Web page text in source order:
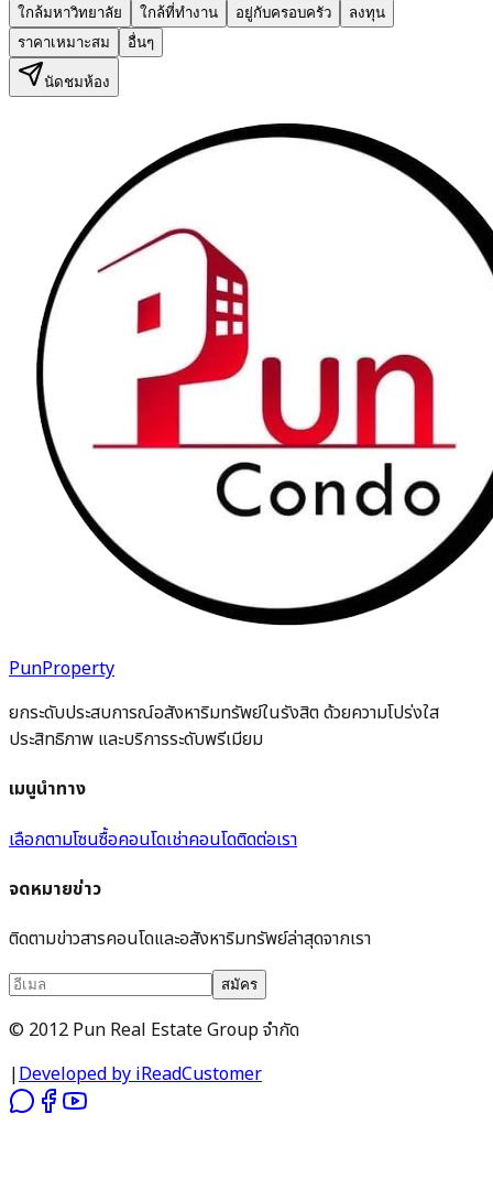
ใกล้มหาวิทยาลัย ใกล้ที่ทำงาน อยู่กับครอบครัว
ลงทุน
ราคาเหมาะสม
อื่นๆ
นัดชมห้อง
PunProperty
ยกระดับประสบการณ์อสังหาริมทรัพย์ในรังสิต ด้วยความโปร่งใส
ประสิทธิภาพ และบริการระดับพรีเมียม
เมนูนำทาง
เลือกตามโซนซื้อคอนโดเช่าคอนโดติดต่อเรา
จดหมายข่าว
ติดตามข่าวสารคอนโดและอสังหาริมทรัพย์ล่าสุดจากเรา
สมัคร
© 2012 Pun Real Estate Group จำกัด
|Developed by iReadCustomer